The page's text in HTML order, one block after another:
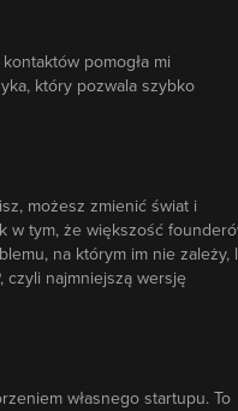
pomogła mi
który pozwala szybko
możesz zmienić świat i
w tym, że większość
na którym im nie zależy,
czyli najmniejszą wersję
własnego startupu. To